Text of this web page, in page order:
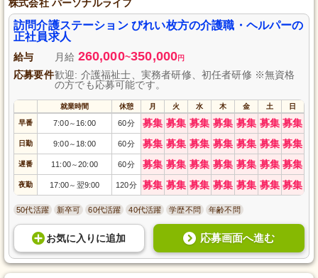
株式会社 パーソナルライフ
訪問介護ステーション びれい枚方の介護職・ヘルパーの
正社員求人
給与 月給 260,000~350,000円
応募要件歓迎: 介護福祉士、実務者研修、初任者研修 ※無資格
の方でも応募可能です。
就業時間 休憩 月 火 水 木 金 土 日
早番 7:00～ 16:00 60分 募集 募集 募集 募集 募集 募集 募集
日勤 9:00～ 18:00 60分 募集 募集 募集 募集 募集 募集 募集
遅番 11:00～20:00 60分 募集 募集 募集 募集 募集 募集 募集
夜勤 17:00～ 翌9:00 120分 募集 募集 募集 募集 募集 募集 募集
50代活躍 新卒可 60代活躍 40代活躍 学歴不問 年齢不問
お気に入り に追加 応募画面へ進む